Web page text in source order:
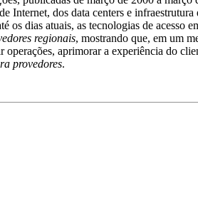
Internet, dos data centers e infraestrutura
os dias atuais, as tecnologias de acesso
regionais, mostrando que, em um
aprimorar a experiência do
provedores.